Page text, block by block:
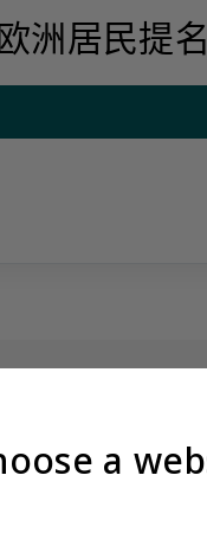
洲居民提
的产品？更多产品
产品公开展示，以避免
a